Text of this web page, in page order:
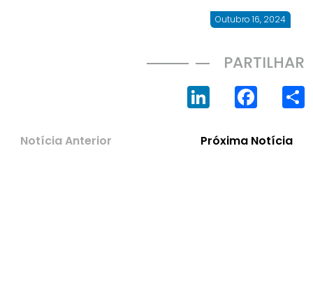
Outubro 16, 2024
PARTILHAR
LinkedIn
Notícia Anterior Próxima Notícia